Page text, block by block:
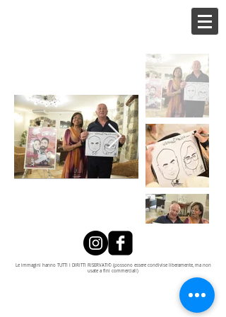
Le immagini hanno TUTTI I DIRITTI RISERVATI© (possono essere condivise liberamente, ma non
usate a fini commerciali)